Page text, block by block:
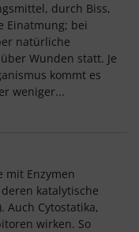
durch Biss,
Einatmung; bei
natürliche
Wunden statt. Je
kommt es
weniger...
mit Enzymen
katalytische
Auch Cytostatika,
wirken. So